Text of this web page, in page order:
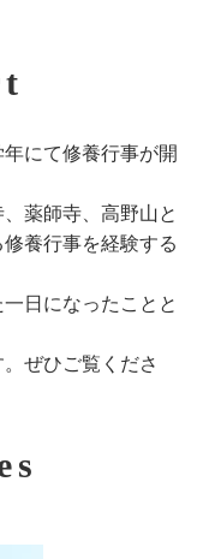
にて修養行事が開
薬師寺、高野山と
養行事を経験する
日になったことと
ぜひご覧くださ